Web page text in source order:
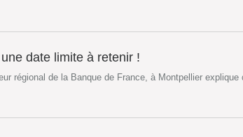
date limite à retenir !
régional de la Banque de France, à Montpellier